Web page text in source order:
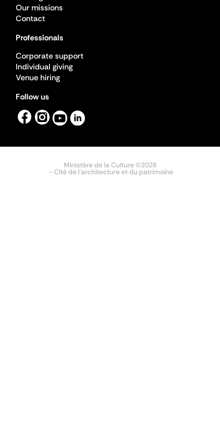
Our missions
Contact
Professionals
Corporate support
Individual giving
Venue hiring
Follow us
Ministère de la Culture ©2026
- Cité de l'architecture et du patrimoine